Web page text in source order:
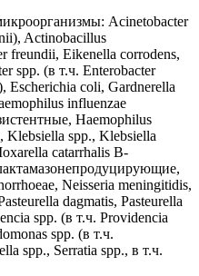
Acinetobacter
Actinobacillus
freundii, Eikenella corrodens,
spp. (в т.ч. Enterobacter
Escherichia coli, Gardnerella
influenzae
Haemophilus
Klebsiella spp., Klebsiella
catarrhalis В-
Neisseria meningitidis,
dagmatis, Pasteurella
spp. (в т.ч. Providencia
spp. (в т.ч.
spp., Serratia spp., в т.ч.